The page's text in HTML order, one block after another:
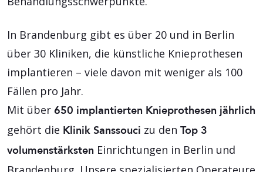
In Brandenburg gibt es über 20 und in Berlin
über 30 Kliniken, die künstliche Knieprothesen
implantieren – viele davon mit weniger als 100
Fällen pro Jahr.
Mit über 650 implantierten Knieprothesen jährlich
gehört die Klinik Sanssouci zu den Top 3
volumenstärksten Einrichtungen in Berlin und